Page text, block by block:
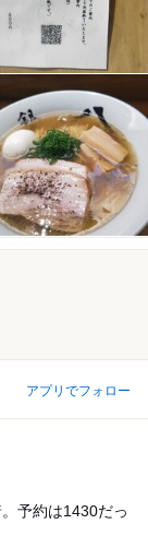
アプリでフォロー
予約は1430だっ